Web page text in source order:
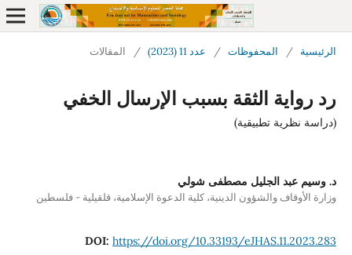
/ عدد 11 (2023) / المقالات
الثقة بسبب الإرسال الخفي
مصطفى شولي
الدينية، كلية الدعوة الإسلامية، قلقيلية - فلسطين
DOI:https://doi.org/10.33193/